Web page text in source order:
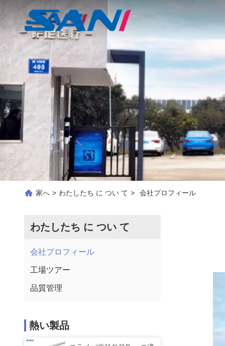
家へ > わたしたち に つい て > 会社プロフィール
わたしたち に つい て
会社プロフィール
工場ツアー
品質管理
熱い製品